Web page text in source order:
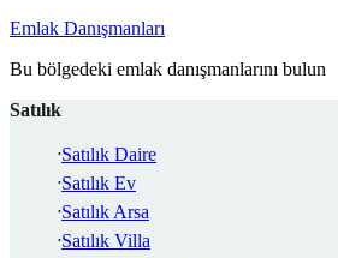
Emlak Danışmanları
Bu bölgedeki emlak danışmanlarını bulun
Satılık
Satılık Daire
Satılık Ev
Satılık Arsa
Satılık Villa